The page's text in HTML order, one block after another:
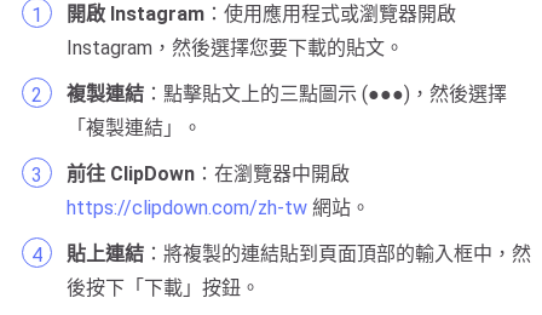
開啟 Instagram ：使用應用程式或瀏覽器開啟
Instagram，然後選擇您要下載的貼文。
複製連結 ：點擊貼文上的三點圖示 (●●●)，然後選擇
「複製連結」。
前往 ClipDown ：在瀏覽器中開啟
https://clipdown.com/zh-tw 網站。
貼上連結 ：將複製的連結貼到頁面頂部的輸入框中，然
後按下「下載」按鈕。